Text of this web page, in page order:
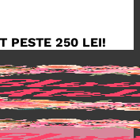
PESTE 250 LEI!